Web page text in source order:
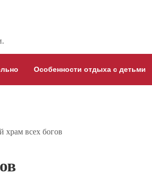
Особенности отдыха с детьми
храм всех богов